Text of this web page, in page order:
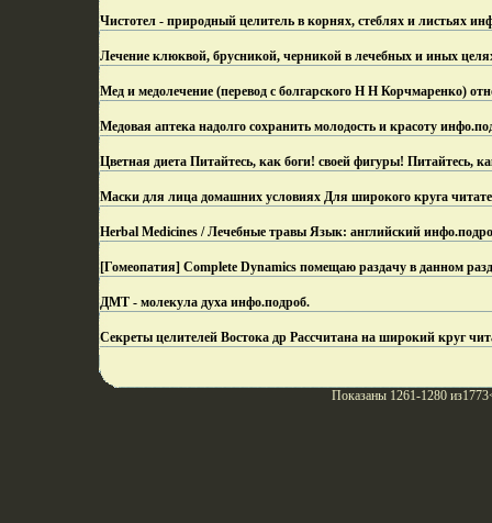
Чистотел - природный целитель в корнях, стеблях и листьях
Лечение клюквой, брусникой, черникой в лечебных и иных
Мед и медолечение (перевод с болгарского Н Н Корчмаренко)
Медовая аптека надолго сохранить молодость и красоту инфо.
Цветная диета Питайтесь, как боги! своей фигуры! Питайтесь,
Маски для лица домашних условиях Для широкого круга
Herbal Medicines / Лечебные травы Язык: английский инфо.
[Гомеопатия] Complete Dynamics помещаю раздачу в данном
ДМТ - молекула духа инфо.подроб.
Секреты целителей Востока др Рассчитана на широкий круг
Показаны 1261-1280